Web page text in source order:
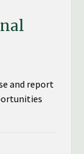
and report